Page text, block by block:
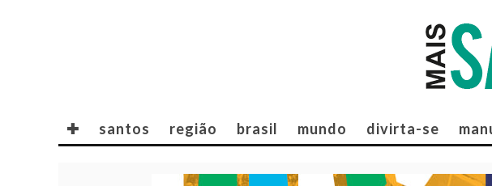
✚ santos região brasil mundo divirta-se